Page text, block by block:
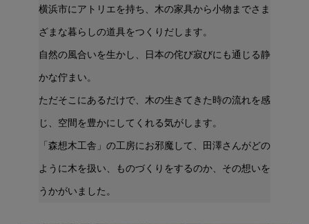
横浜市にアトリエを持ち、木の家具から小物までさま
ざまな暮らしの道具をつくりだします。
自然の風合いを生かし、日本の侘び寂びにも通じる静
かな佇まい。
ただそこにあるだけで、木の生きてきた時の流れを感
じ、空間を豊かにしてくれる気がします。
「森想木工舎」の工房にお邪魔して、田澤さんがどの
ように木を扱い、ものづくりをするのか、その想いを
うかがいました。